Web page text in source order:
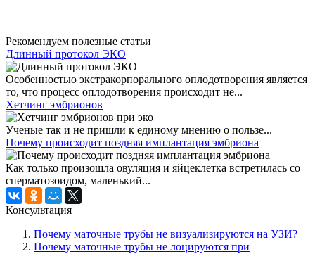
Рекомендуем полезные статьи
Длинный протокол ЭКО
Особенностью экстракорпорального оплодотворения является
то, что процесс оплодотворения происходит не...
Хетчинг эмбрионов
Ученые так и не пришли к единому мнению о пользе...
Почему происходит поздняя имплантация эмбриона
Как только произошла овуляция и яйцеклетка встретилась со
сперматозоидом, маленький...
Консультация
Почему маточные трубы не визуализируются на УЗИ?
Почему маточные трубы не лоцируются при